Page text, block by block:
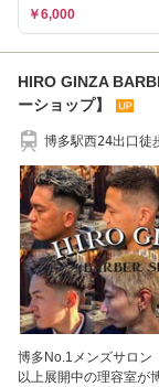
￥6,000
HIRO GINZA
ーショップ】
博多駅西24出口
博多No.1メンズサロ
以上展開中の理容室が